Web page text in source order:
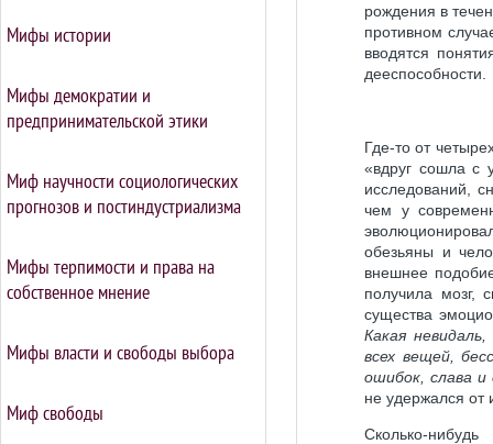
Мифы истории
Мифы демократии и
предпринимательской этики
Миф научности социологических
прогнозов и постиндустриализма
Мифы терпимости и права на
собственное мнение
Мифы власти и свободы выбора
Миф свободы
рождения в
противном
вводятся
дееспособности.
Где-то от
«вдруг сошла с
исследований,
чем у
обезьяны и
внешнее
получила мозг,
существа
Какая
всех вещей,
ошибок, слава и
не удержался от
Сколько-